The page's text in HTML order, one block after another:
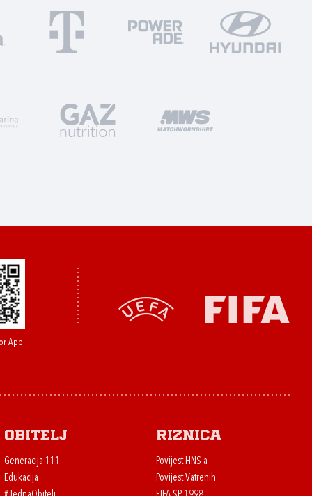
App
Obitelj
Generacija 111
Edukacija
Riznica
Povijest HNS-a
Povijest Vatrenih